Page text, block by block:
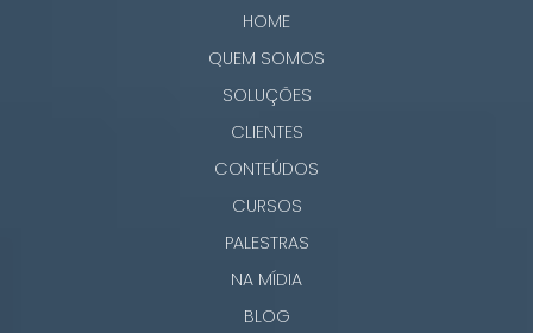
HOME
QUEM SOMOS
SOLUÇÕES
CLIENTES
CONTEÚDOS
CURSOS
PALESTRAS
NA MÍDIA
BLOG